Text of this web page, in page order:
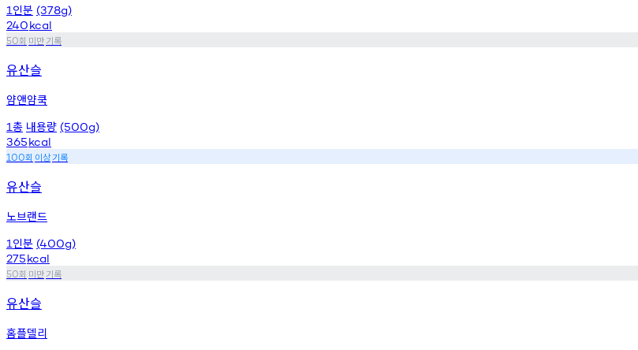
1 인분 (378g)
240kcal
50회 미만기록
유산슬
얌앤얌쿡
1총 내용량 (500g)
365kcal
100회 이상기록
유산슬
노브랜드
1 인분 (400g)
275kcal
50회 미만기록
유산슬
홈플델리